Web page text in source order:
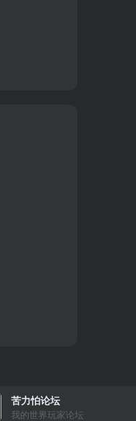
苦力怕论坛
我的世界玩家论坛